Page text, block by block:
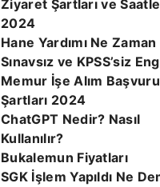
Ziyaret Şartları ve
2024
Hane Yardımı Ne
Sınavsız ve KPSS’siz
Memur İşe Alım
Şartları 2024
ChatGPT Nedir? Nasıl
Kullanılır?
Bukalemun Fiyatları
SGK İşlem Yapıldı Ne